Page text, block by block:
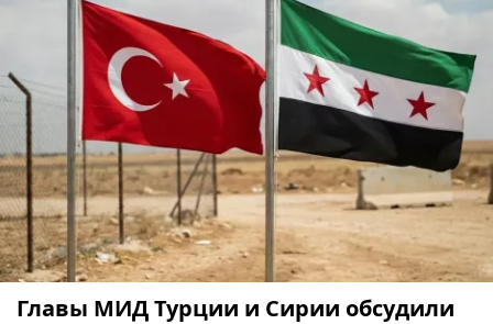
Главы МИД Турции и Сирии обсудили